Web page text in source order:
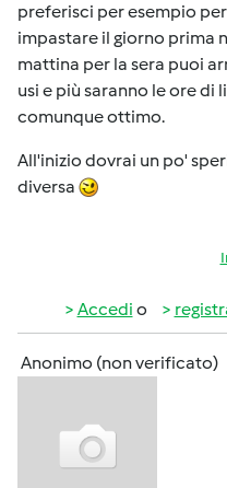
preferisci per esempio
impastare il giorno prima
mattina per la sera puoi
usi e più saranno le ore di
comunque ottimo.
All'inizio dovrai un po'
diversa
Accedi o
Anonimo (non verificato)